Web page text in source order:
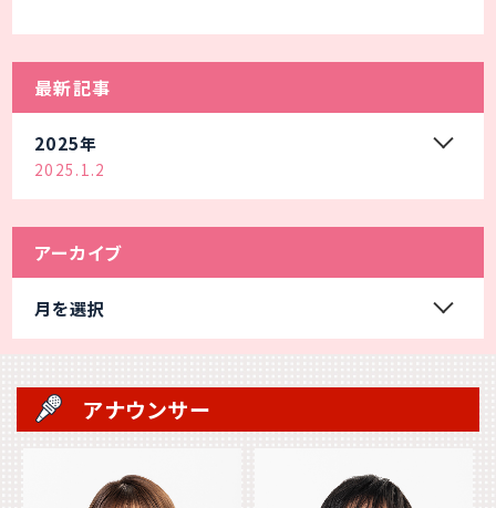
最新記事
2025年
2025.1.2
アーカイブ
月を選択
アナウンサー